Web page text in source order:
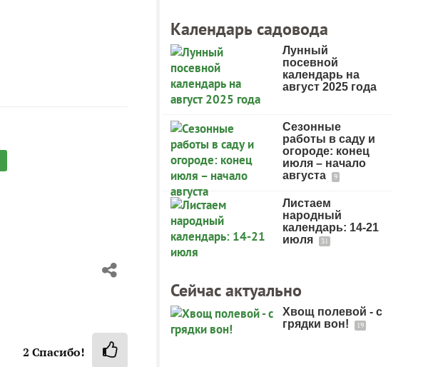
2 Спасибо!
Календарь садовода
Лунный
посевной
календарь на
август 2025 года
Сезонные
работы в саду и
огороде: конец
июля – начало
августа
9
Листаем
народный
календарь: 14-21
июля
31
Сейчас актуально
Хвощ полевой - с
грядки вон!
19